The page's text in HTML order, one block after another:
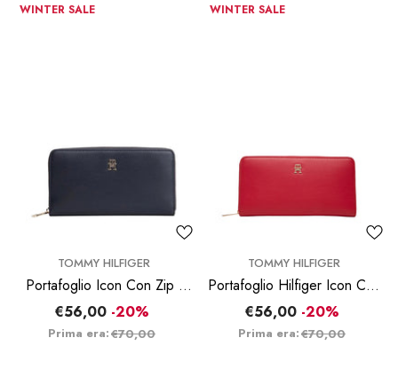
WINTER SALE
TOMMY HILFIGER
Portafoglio Icon Con Zip -
Blu
€56,00 -20%
Prima era:€70,00
WINTER SALE
TOMMY HILFIGER
Portafoglio Hilfiger Icon Con
Zip - Rosso
€56,00 -20%
Prima era:€70,00